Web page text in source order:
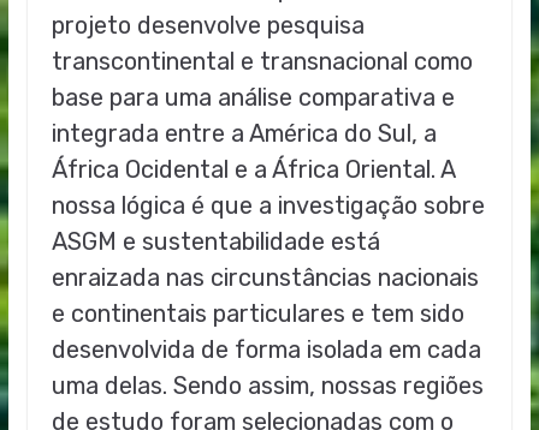
projeto desenvolve pesquisa
transcontinental e transnacional como
base para uma análise comparativa e
integrada entre a América do Sul, a
África Ocidental e a África Oriental. A
nossa lógica é que a investigação sobre
ASGM e sustentabilidade está
enraizada nas circunstâncias nacionais
e continentais particulares e tem sido
desenvolvida de forma isolada em cada
uma delas. Sendo assim, nossas regiões
de estudo foram selecionadas com o